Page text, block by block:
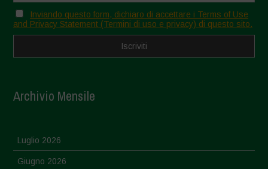
Inviando questo form, dichiaro di accettare i Terms of Use
and Privacy Statement (Termini di uso e privacy) di questo sito.
Archivio Mensile
Luglio 2026
Giugno 2026